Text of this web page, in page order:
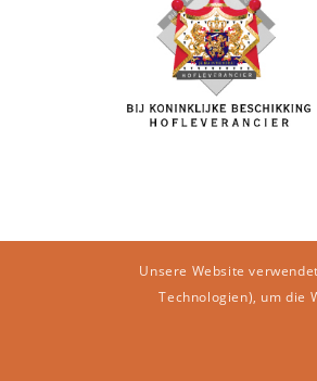
Unsere Website
Technologien), um die